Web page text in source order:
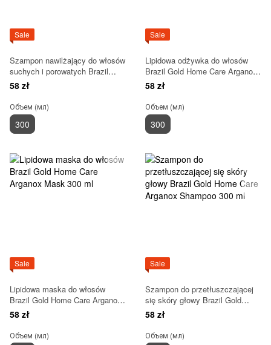
Sale
Szampon nawilżający do włosów
suchych i porowatych Brazil
Gold Home Care Aqua Shimmer
58 zł
Объем (мл)
300
Sale
Lipidowa odżywka do włosów
Brazil Gold Home Care Arganox
Conditioner 300 ml
58 zł
Объем (мл)
300
Sale
Lipidowa maska do włosów
Brazil Gold Home Care Arganox
Mask 300 ml
58 zł
Объем (мл)
Sale
Szampon do przetłuszczającej
się skóry głowy Brazil Gold
Home Care Arganox Shampoo
300 ml
58 zł
Объем (мл)